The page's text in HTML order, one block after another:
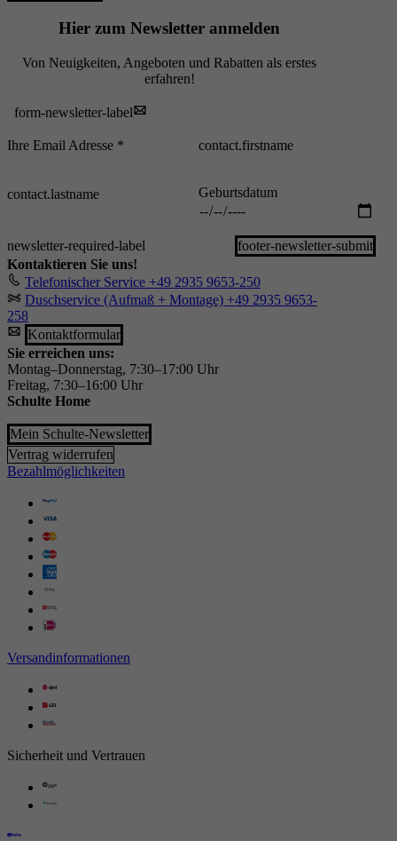
Hier zum Newsletter anmelden
Von Neuigkeiten, Angeboten und Rabatten als erstes
erfahren!
form-newsletter-label
newsletter-required-label footer-newsletter-submit
Kontaktieren Sie uns!
Telefonischer Service +49 2935 9653-250
Duschservice (Aufmaß + Montage) +49 2935 9653-
258
Kontaktformular
Sie erreichen uns:
Montag–Donnerstag, 7:30–17:00 Uhr
Freitag, 7:30–16:00 Uhr
Schulte Home
Mein Schulte-Newsletter
Vertrag widerrufen
Bezahlmöglichkeiten
Versandinformationen
Sicherheit und Vertrauen